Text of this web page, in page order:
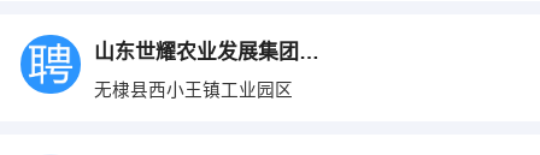
山东世耀农业发展集团有限公司
无棣县西小王镇工业园区